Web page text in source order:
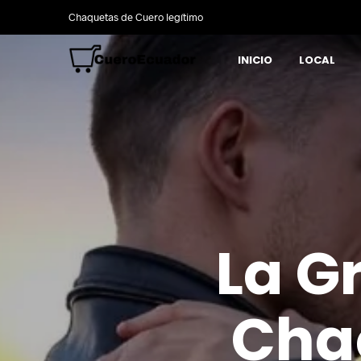
Chaquetas de Cuero legítimo
INICIO LOCAL
La